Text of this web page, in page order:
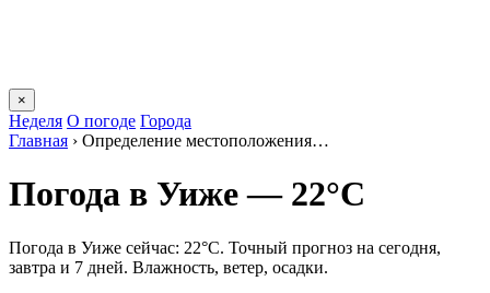
×
Неделя О погоде Города
Главная › Определение местоположения…
Погода в Уиже — 22°C
Погода в Уиже сейчас: 22°C. Точный прогноз на сегодня,
завтра и 7 дней. Влажность, ветер, осадки.